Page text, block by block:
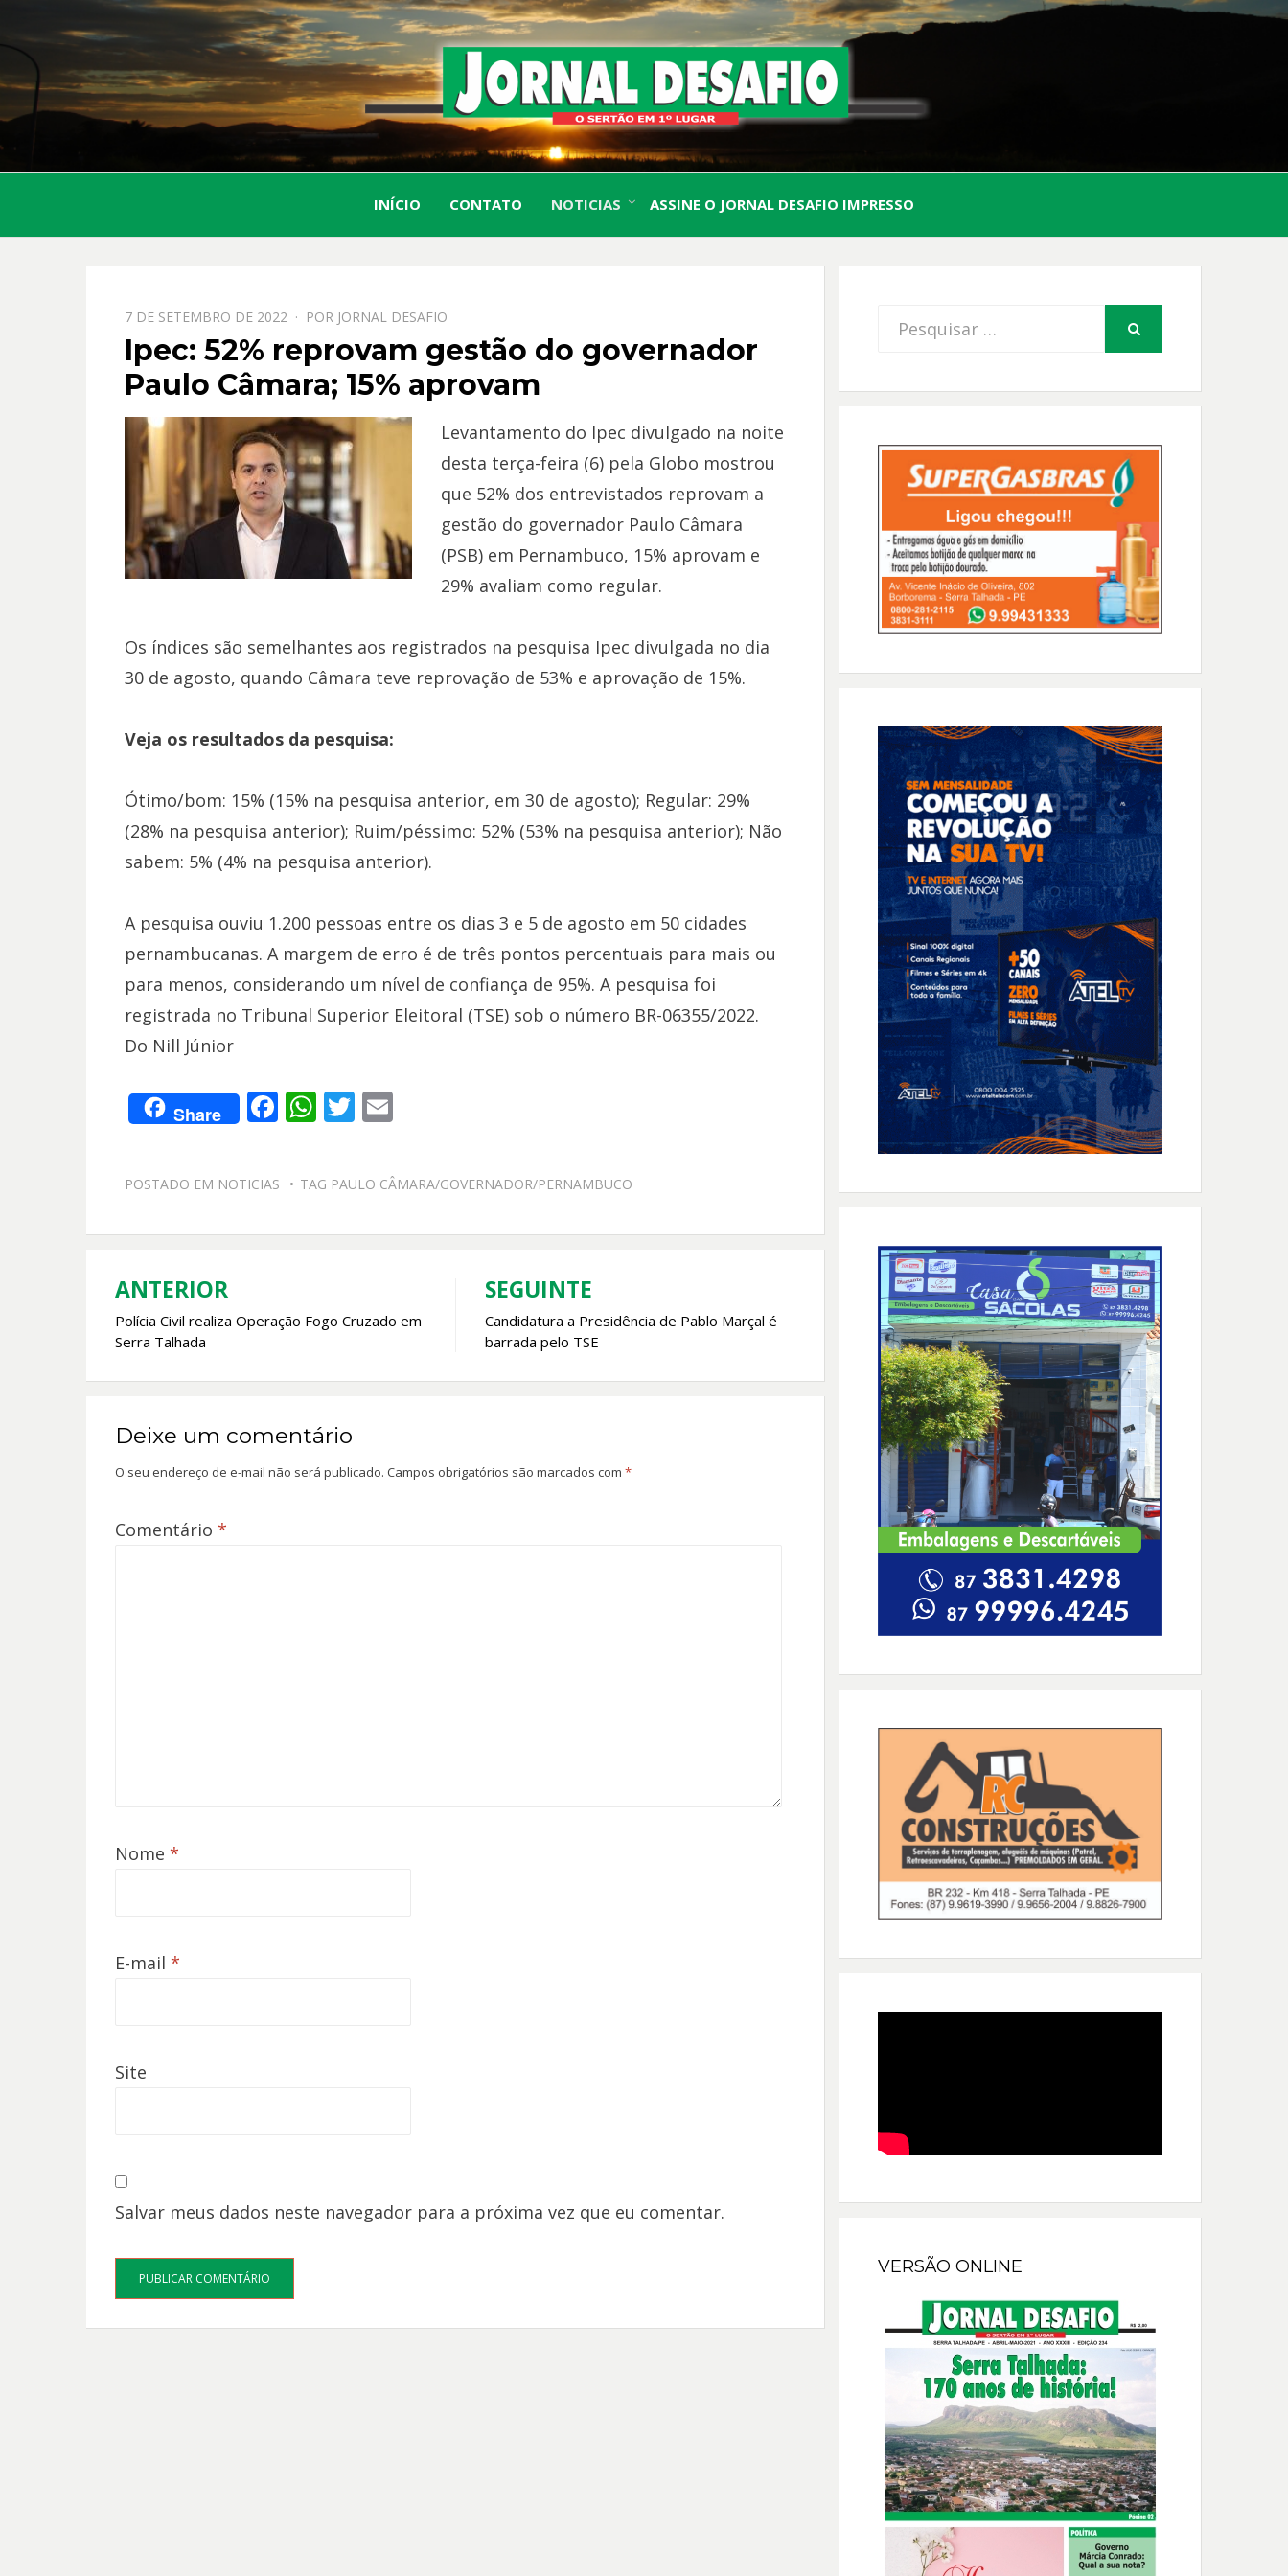
JORNAL
DESAFIO
O Sertão em 1º Lugar
INÍCIO CONTATO NOTICIAS ASSINE O JORNAL DESAFIO IMPRESSO
PPOSTADO
EM
7 DE SETEMBRO DE 2022 POR JORNAL DESAFIO
Ipec: 52% reprovam gestão do governador
Paulo Câmara; 15% aprovam
Levantamento do Ipec divulgado na noite
desta terça-feira (6) pela Globo mostrou
que 52% dos entrevistados reprovam a
gestão do governador Paulo Câmara
(PSB) em Pernambuco, 15% aprovam e
29% avaliam como regular.
Os índices são semelhantes aos registrados na pesquisa Ipec divulgada no dia
30 de agosto, quando Câmara teve reprovação de 53% e aprovação de 15%.
Veja os resultados da pesquisa:
Ótimo/bom: 15% (15% na pesquisa anterior, em 30 de agosto); Regular: 29%
(28% na pesquisa anterior); Ruim/péssimo: 52% (53% na pesquisa anterior); Não
sabem: 5% (4% na pesquisa anterior).
A pesquisa ouviu 1.200 pessoas entre os dias 3 e 5 de agosto em 50 cidades
pernambucanas. A margem de erro é de três pontos percentuais para mais ou
para menos, considerando um nível de confiança de 95%. A pesquisa foi
registrada no Tribunal Superior Eleitoral (TSE) sob o número BR-06355/2022.
Do Nill Júnior
Share F
b
o
W
s
A
T
er
E
ai
l
POSTADO EM NOTICIAS TAG PAULO CÂMARA/GOVERNADOR/PERNAMBUCO
Navegação
de
ANTERIOR
Polícia Civil realiza Operação Fogo Cruzado em
Serra Talhada
SEGUINTE
Candidatura a Presidência de Pablo Marçal é
barrada pelo TSE
Deixe um comentário
O seu endereço de e-mail não será publicado. Campos obrigatórios são marcados com *
Comentário *
Nome *
E-mail *
Site
Salvar meus dados neste navegador para a próxima vez que eu comentar.
Procurar
VERSÃO ONLINE